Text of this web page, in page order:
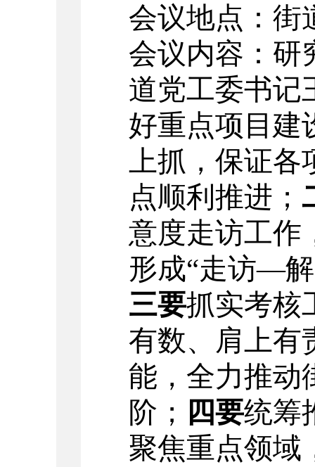
会议地点 ：
会议内容： 研
道党工委书记
好重点项目建
上抓，保证
点顺利推进；
意度走访工作
形成“走访—
三要抓实考核
有数、肩上有
能，全力推动
阶； 四要统筹
聚焦重点领域